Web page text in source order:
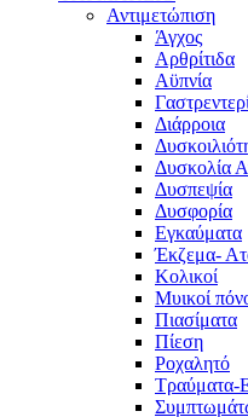
Αντιμετώπιση
Άγχος
Αρθρίτιδα
Αϋπνία
Διάρροια
Δυσκολία
Δυσπεψία
Δυσφορία
Εγκαύματα
Έκζεμα-
Κολικοί
Μυικοί
Πιασίματα
Πίεση
Ροχαλητό